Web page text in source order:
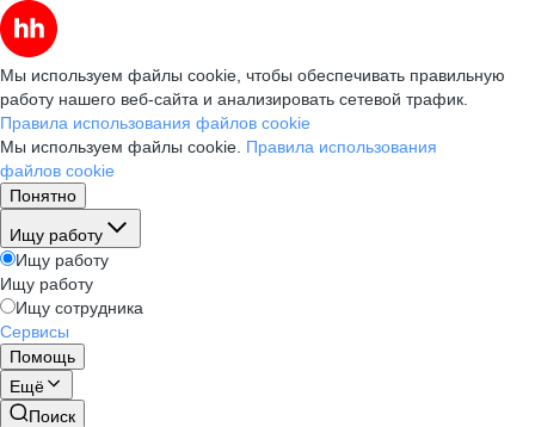
Мы используем файлы cookie, чтобы обеспечивать правильную
работу нашего веб-сайта и анализировать сетевой трафик.
Правила использования файлов cookie
Мы используем файлы cookie. Правила использования
файлов cookie
Понятно
Ищу работу
Ищу работу
Ищу работу
Ищу сотрудника
Сервисы
Помощь
Ещё
Поиск